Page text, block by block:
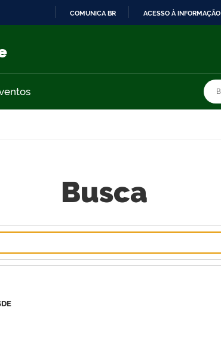
COMUNICA BR ACESSO À INFORMAÇÃO
Busca